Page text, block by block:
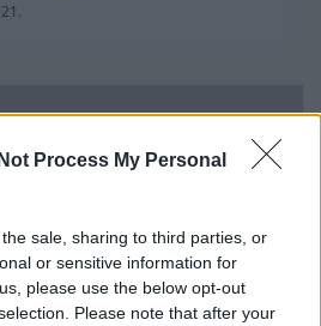
Process My Personal
sale, sharing to third parties, or
or sensitive information for
please use the below opt-out
Please note that after your